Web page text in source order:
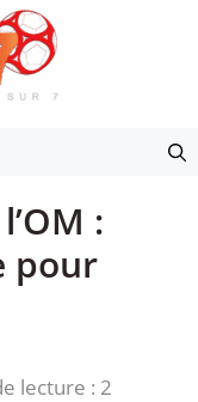
:
pour
lecture : 2